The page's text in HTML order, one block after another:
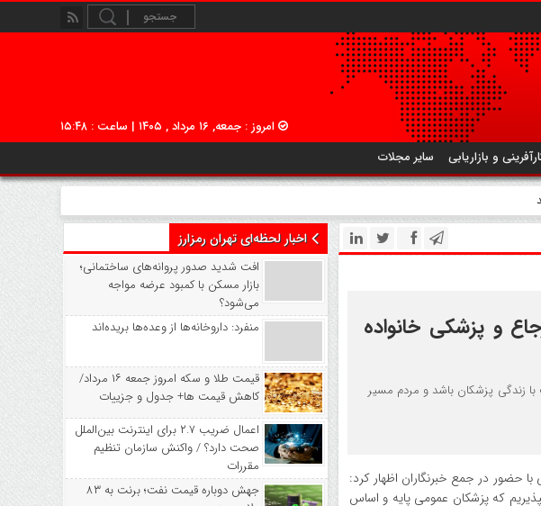
امروز : جمعه, ۱۶ مرداد , ۱۴۰۵ | ساعت : ۱۵:۴۸
و بازاریابی سایر مجلات
و پزشکی خانواده
زندگی پزشکان باشد و مردم مسیر
حضور در جمع خبرنگاران اظهار کرد:
که پزشکان عمومی پایه و اساس
اخبار لحظه‌ای تهران رمزارز
افت شدید صدور پروانه‌های ساختمانی؛
بازار مسکن با کمبود عرضه مواجه
می‌شود؟
منفرد: داروخانه‌ها از وعده‌ها بریده‌اند
قیمت طلا و سکه امروز جمعه ۱۶ مرداد/
کاهش قیمت ها+ جدول و جزییات
اعمال ضریب ۲.۷ برای اینترنت بین‌الملل
صحت دارد؟ / واکنش سازمان تنظیم
مقررات
جهش دوباره قیمت نفت؛ برنت به ۸۳